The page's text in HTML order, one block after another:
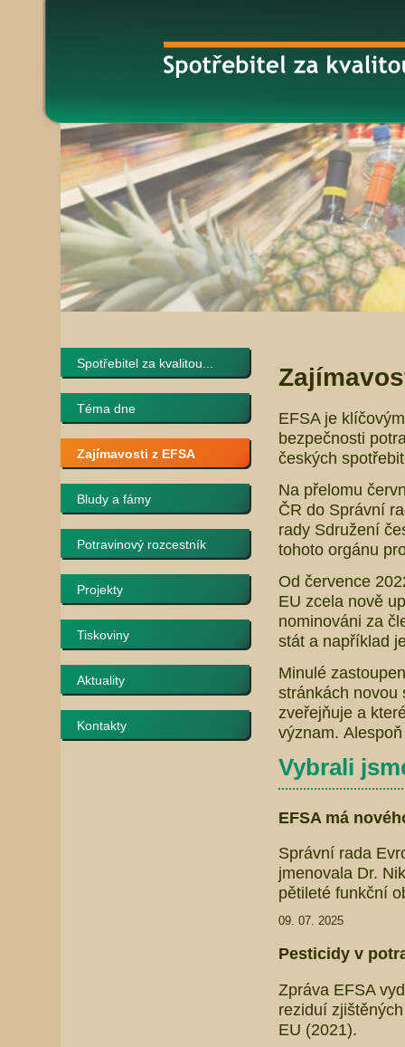
Spotřebitel za kvalitou...
Téma dne
Zajímavosti z EFSA
Bludy a fámy
Potravinový rozcestník
Projekty
Tiskoviny
Aktuality
Kontakty
EFSA je
bezpečnosti
českých
Na přelomu
ČR do Správní
rady Sdružení
tohoto orgánu
Od července
EU zcela nově
nominováni za
stát a například
Minulé
stránkách novou
zveřejňuje a
význam.
Vybrali
EFSA má
Správní rada
jmenovala Dr.
pětileté funkční
09. 07. 2025
Pesticidy v
Zpráva EFSA
reziduí
EU (2021).